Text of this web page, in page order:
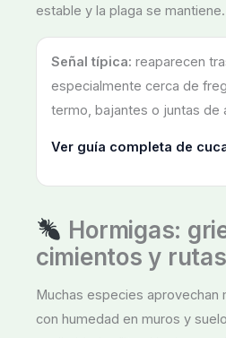
estable y la plaga se mantiene.
Señal típica: reaparecen
especialmente cerca de
termo, bajantes o juntas de
Ver guía completa de
Hormigas:
cimientos y
Muchas especies aprovechan
con humedad en muros y